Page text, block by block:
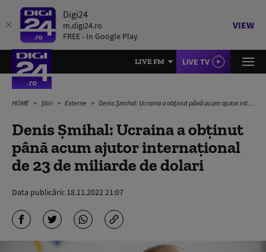
Digi24
m.digi24.ro
FREE - In Google Play
VIEW
LIVE FM LIVE TV
HOME Știri Externe Denis Şmihal: Ucraina a obţinut până acum ajutor internațional de 23 de miliarde de dolari
Denis Şmihal: Ucraina a obţinut
până acum ajutor internațional
de 23 de miliarde de dolari
Data publicării: 18.11.2022 21:07